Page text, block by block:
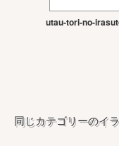
utau-tori-no-
同じカテゴリーのイ